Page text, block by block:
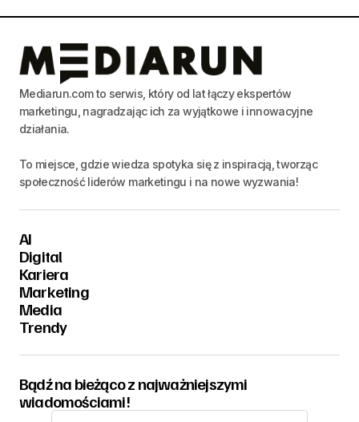
Mediarun.com to serwis, który od lat łączy ekspertów
marketingu, nagradzając ich za wyjątkowe i innowacyjne
działania.
To miejsce, gdzie wiedza spotyka się z inspiracją, tworząc
społeczność liderów marketingu i na nowe wyzwania!
AI
Digital
Kariera
Marketing
Media
Trendy
Bądź na bieżąco z najważniejszymi
wiadomościami!